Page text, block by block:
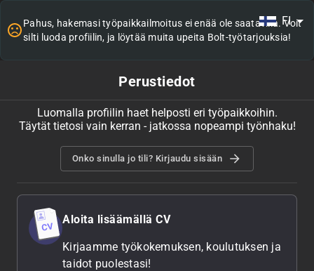
FI
Pahus, hakemasi työpaikkailmoitus ei enää ole saatavilla. Voit
silti luoda profiilin, ja löytää muita upeita Bolt-työtarjouksia!
Perustiedot
Luomalla profiilin haet helposti eri työpaikkoihin.
Täytät tietosi vain kerran - jatkossa nopeampi työnhaku!
Onko sinulla jo tili? Kirjaudu sisään
Aloita lisäämällä CV
Kirjaamme työkokemuksen, koulutuksen ja
taidot puolestasi!